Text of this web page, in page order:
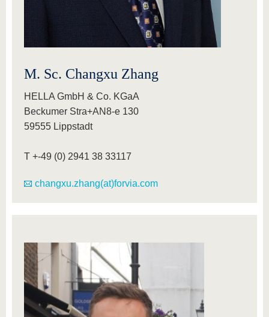
M. Sc. Changxu Zhang
HELLA GmbH & Co. KGaA
Beckumer Stra+AN8-e 130
59555 Lippstadt
T +-49 (0) 2941 38 33117
changxu.zhang(at)forvia.com